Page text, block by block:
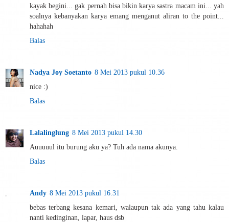
kayak begini... gak pernah bisa bikin karya sastra macam ini... yah
soalnya kebanyakan karya emang menganut aliran to the point...
hahahah
Balas
Nadya Joy Soetanto 8 Mei 2013 pukul 10.36
nice :)
Balas
Lalalinglung 8 Mei 2013 pukul 14.30
Auuuuul itu burung aku ya? Tuh ada nama akunya.
Balas
Andy 8 Mei 2013 pukul 16.31
bebas terbang kesana kemari, walaupun tak ada yang tahu kalau
nanti kedinginan, lapar, haus dsb